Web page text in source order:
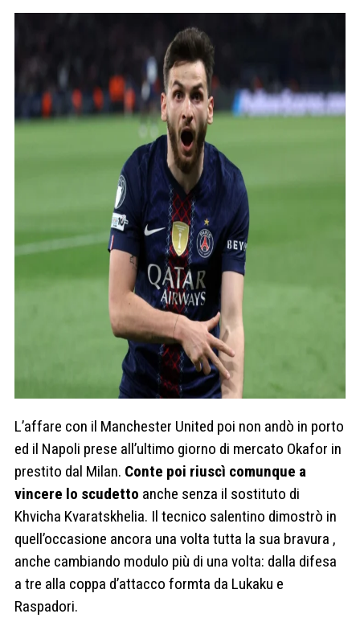
L’affare con il Manchester United poi non andò in porto
ed il Napoli prese all’ultimo giorno di mercato Okafor in
prestito dal Milan. Conte poi riuscì comunque a
vincere lo scudetto anche senza il sostituto di
Khvicha Kvaratskhelia. Il tecnico salentino dimostrò in
quell’occasione ancora una volta tutta la sua bravura ,
anche cambiando modulo più di una volta: dalla difesa
a tre alla coppa d’attacco formta da Lukaku e
Raspadori.